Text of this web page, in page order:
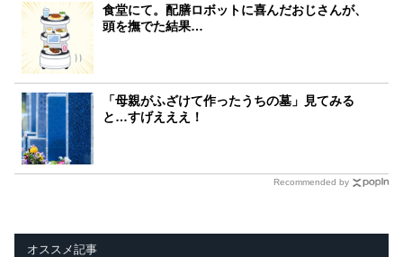
食堂にて。配膳ロボットに喜んだおじさんが、
頭を撫でた結果…
「母親がふざけて作ったうちの墓」見てみる
と…すげえええ！
Recommended by
オススメ記事